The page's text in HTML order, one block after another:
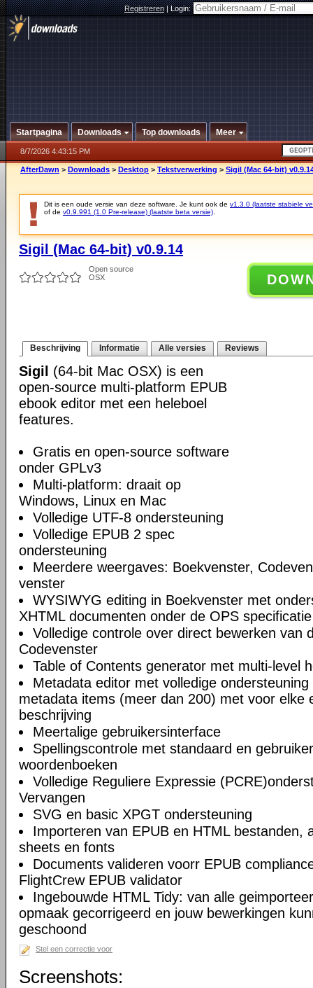
Registreren|Login:
Startpagina Downloads Top downloads Meer
8/7/2026 4:43:15 PM
AfterDawn > Downloads > Desktop > Tekstverwerking > Sigil (Mac 64-bit)
Dit is een oude versie van deze software. Je kunt ook de v1.3.0 (laatste stabiele
of de v0.9.991 (1.0 Pre-release) (laatste beta versie)
Sigil (Mac 64-bit) v0.9.14
Open source
OSX
Beschrijving Informatie Alle versies Reviews
Sigil
(64-bit Mac OSX) is een
open-source multi-platform EPUB
ebook editor met een heleboel
features.
Gratis en open-source software
onder GPLv3
Multi-platform: draait op
Windows, Linux en Mac
Volledige UTF-8 ondersteuning
Volledige EPUB 2 spec
ondersteuning
Meerdere weergaves: Boekvenster,
venster
WYSIWYG editing in Boekvenster met
XHTML documenten onder de OPS specificatie
Volledige controle over direct bewerken van
Codevenster
Table of Contents generator met multi-level
Metadata editor met volledige
metadata items (meer dan 200) met voor elke
beschrijving
Meertalige gebruikersinterface
Spellingscontrole met standaard en
woordenboeken
Volledige Reguliere Expressie
Vervangen
SVG en basic XPGT ondersteuning
Importeren van EPUB en HTML bestanden,
sheets en fonts
Documents valideren voorr EPUB
FlightCrew EPUB validator
Ingebouwde HTML Tidy: van alle
opmaak gecorrigeerd en jouw bewerkingen
geschoond
Stel een correctie voor
Screenshots: